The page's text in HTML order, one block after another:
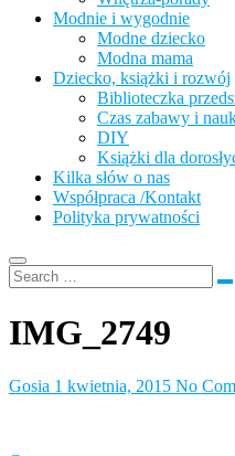
Modnie i wygodnie
Modne dziecko
Modna mama
Dziecko, książki i rozwój
Biblioteczka
Czas zabawy i
DIY
Książki dla
Kilka słów o nas
Współpraca /Kontakt
Polityka prywatności
IMG_2749
Gosia 1 kwietnia, 2015 No